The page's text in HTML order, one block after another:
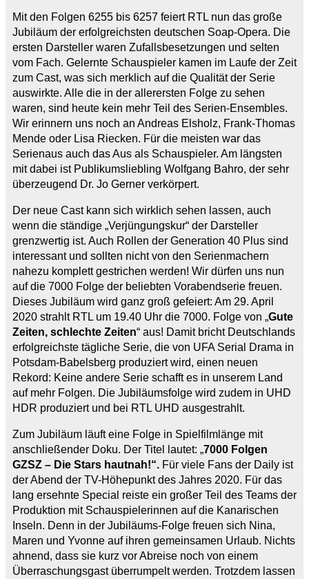
Mit den Folgen 6255 bis 6257 feiert RTL nun das große
Jubiläum der erfolgreichsten deutschen Soap-Opera. Die
ersten Darsteller waren Zufallsbesetzungen und selten
vom Fach. Gelernte Schauspieler kamen im Laufe der Zeit
zum Cast, was sich merklich auf die Qualität der Serie
auswirkte. Alle die in der allerersten Folge zu sehen
waren, sind heute kein mehr Teil des Serien-Ensembles.
Wir erinnern uns noch an Andreas Elsholz, Frank-Thomas
Mende oder Lisa Riecken. Für die meisten war das
Serienaus auch das Aus als Schauspieler. Am längsten
mit dabei ist Publikumsliebling Wolfgang Bahro, der sehr
überzeugend Dr. Jo Gerner verkörpert.
Der neue Cast kann sich wirklich sehen lassen, auch
wenn die ständige „Verjüngungskur“ der Darsteller
grenzwertig ist. Auch Rollen der Generation 40 Plus sind
interessant und sollten nicht von den Serienmachern
nahezu komplett gestrichen werden! Wir dürfen uns nun
auf die 7000 Folge der beliebten Vorabendserie freuen.
Dieses Jubiläum wird ganz groß gefeiert: Am 29. April
2020 strahlt RTL um 19.40 Uhr die 7000. Folge von „Gute
Zeiten, schlechte Zeiten“ aus! Damit bricht Deutschlands
erfolgreichste tägliche Serie, die von UFA Serial Drama in
Potsdam-Babelsberg produziert wird, einen neuen
Rekord: Keine andere Serie schafft es in unserem Land
auf mehr Folgen. Die Jubiläumsfolge wird zudem in UHD
HDR produziert und bei RTL UHD ausgestrahlt.
Zum Jubiläum läuft eine Folge in Spielfilmlänge mit
anschließender Doku. Der Titel lautet: „7000 Folgen
GZSZ – Die Stars hautnah!“. Für viele Fans der Daily ist
der Abend der TV-Höhepunkt des Jahres 2020. Für das
lang ersehnte Special reiste ein großer Teil des Teams der
Produktion mit Schauspielerinnen auf die Kanarischen
Inseln. Denn in der Jubiläums-Folge freuen sich Nina,
Maren und Yvonne auf ihren gemeinsamen Urlaub. Nichts
ahnend, dass sie kurz vor Abreise noch von einem
Überraschungsgast überrumpelt werden. Trotzdem lassen